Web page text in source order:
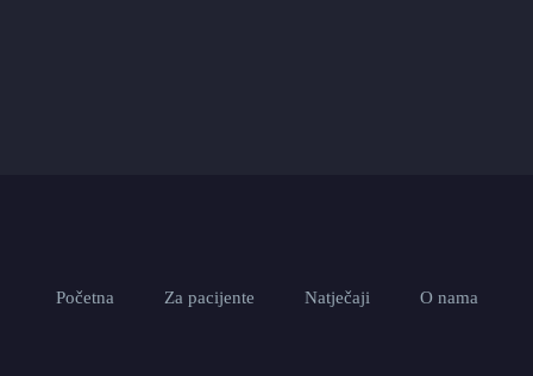
Početna Za pacijente Natječaji O nama